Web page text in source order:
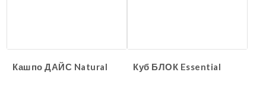
Кашпо ДАЙС Natural Куб БЛОК Essential